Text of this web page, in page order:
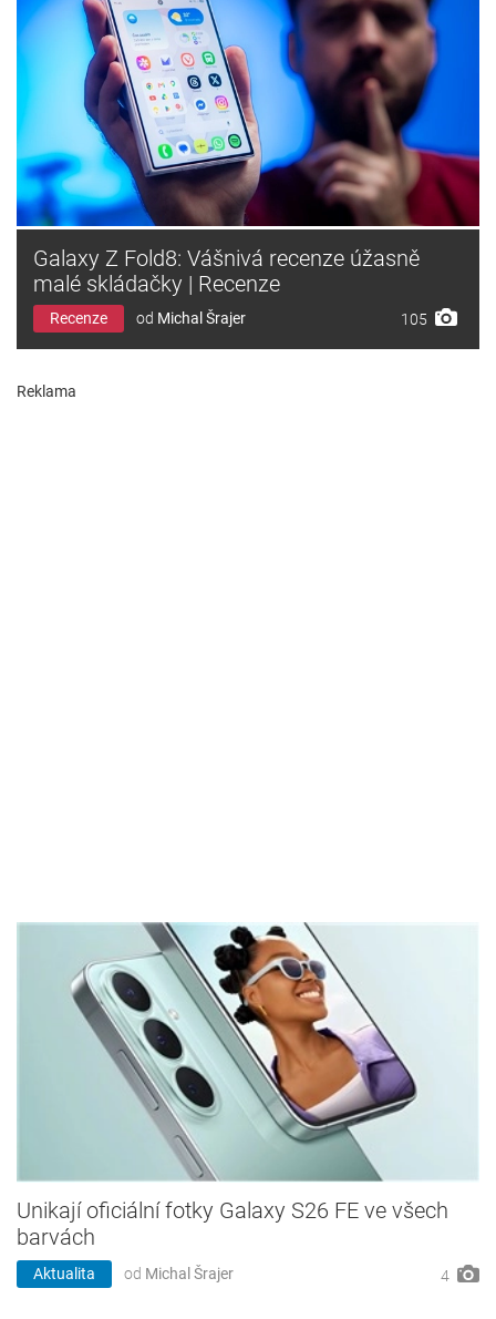
Galaxy Z Fold8: Vášnivá recenze úžasně
malé skládačky | Recenze
Recenze od Michal Šrajer 105
Reklama
Unikají oficiální fotky Galaxy S26 FE ve všech
barvách
Aktualita od Michal Šrajer 4